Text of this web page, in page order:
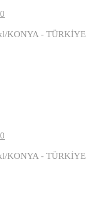
KONYA - TÜRKİYE
KONYA - TÜRKİYE